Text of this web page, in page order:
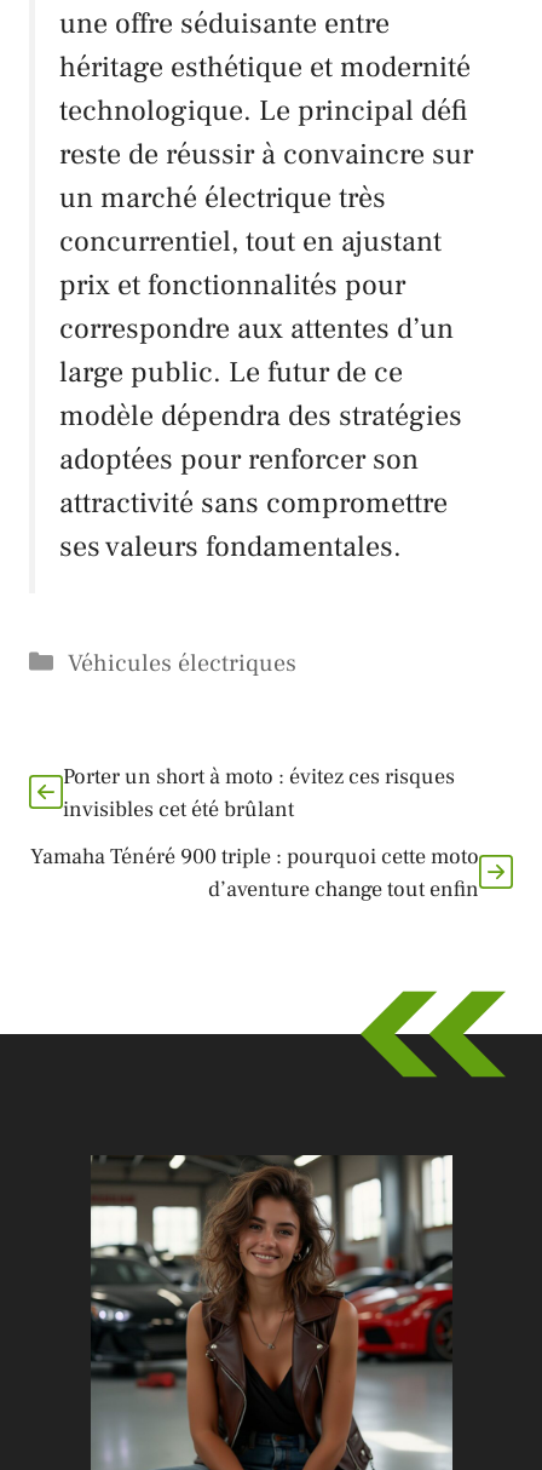
une offre séduisante entre
héritage esthétique et modernité
technologique. Le principal défi
reste de réussir à convaincre sur
un marché électrique très
concurrentiel, tout en ajustant
prix et fonctionnalités pour
correspondre aux attentes d’un
large public. Le futur de ce
modèle dépendra des stratégies
adoptées pour renforcer son
attractivité sans compromettre
ses valeurs fondamentales.
Catégories
Véhicules électriques
Porter un short à moto : évitez ces risques
invisibles cet été brûlant
Yamaha Ténéré 900 triple : pourquoi cette moto
d’aventure change tout enfin